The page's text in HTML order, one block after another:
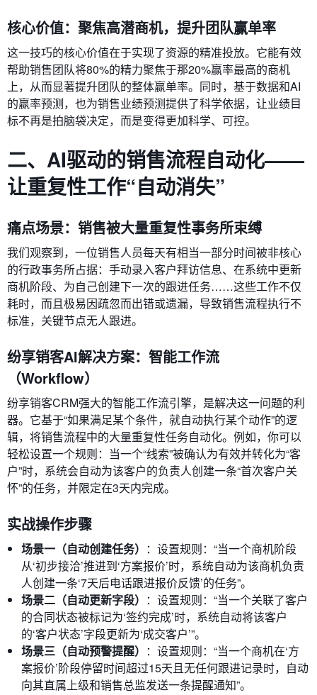
核心价值：聚焦高潜商机，提升团队赢单率
这一技巧的核心价值在于实现了资源的精准投放。它能有效
帮助销售团队将80%的精力聚焦于那20%赢率最高的商机
上，从而显著提升团队的整体赢单率。同时，基于数据和AI
的赢率预测，也为销售业绩预测提供了科学依据，让业绩目
标不再是拍脑袋决定，而是变得更加科学、可控。
二、AI驱动的销售流程自动化——
让重复性工作“自动消失”
痛点场景：销售被大量重复性事务所束缚
我们观察到，一位销售人员每天有相当一部分时间被非核心
的行政事务所占据：手动录入客户拜访信息、在系统中更新
商机阶段、为自己创建下一次的跟进任务……这些工作不仅
耗时，而且极易因疏忽而出错或遗漏，导致销售流程执行不
标准，关键节点无人跟进。
纷享销客AI解决方案：智能工作流
（Workflow）
纷享销客CRM强大的智能工作流引擎，是解决这一问题的利
器。它基于“如果满足某个条件，就自动执行某个动作”的逻
辑，将销售流程中的大量重复性任务自动化。例如，你可以
轻松设置一个规则：当一个“线索”被确认为有效并转化为“客
户”时，系统会自动为该客户的负责人创建一条“首次客户关
怀”的任务，并限定在3天内完成。
实战操作步骤
场景一（自动创建任务） ：设置规则：“当一个商机阶段
从‘初步接洽’推进到‘方案报价’时，系统自动为该商机负责
人创建一条‘7天后电话跟进报价反馈’的任务”。
场景二（自动更新字段） ：设置规则：“当一个关联了客户
的合同状态被标记为‘签约完成’时，系统自动将该客户
的‘客户状态’字段更新为‘成交客户’”。
场景三（自动预警提醒） ：设置规则：“当一个商机在‘方
案报价’阶段停留时间超过15天且无任何跟进记录时，自动
向其直属上级和销售总监发送一条提醒通知”。